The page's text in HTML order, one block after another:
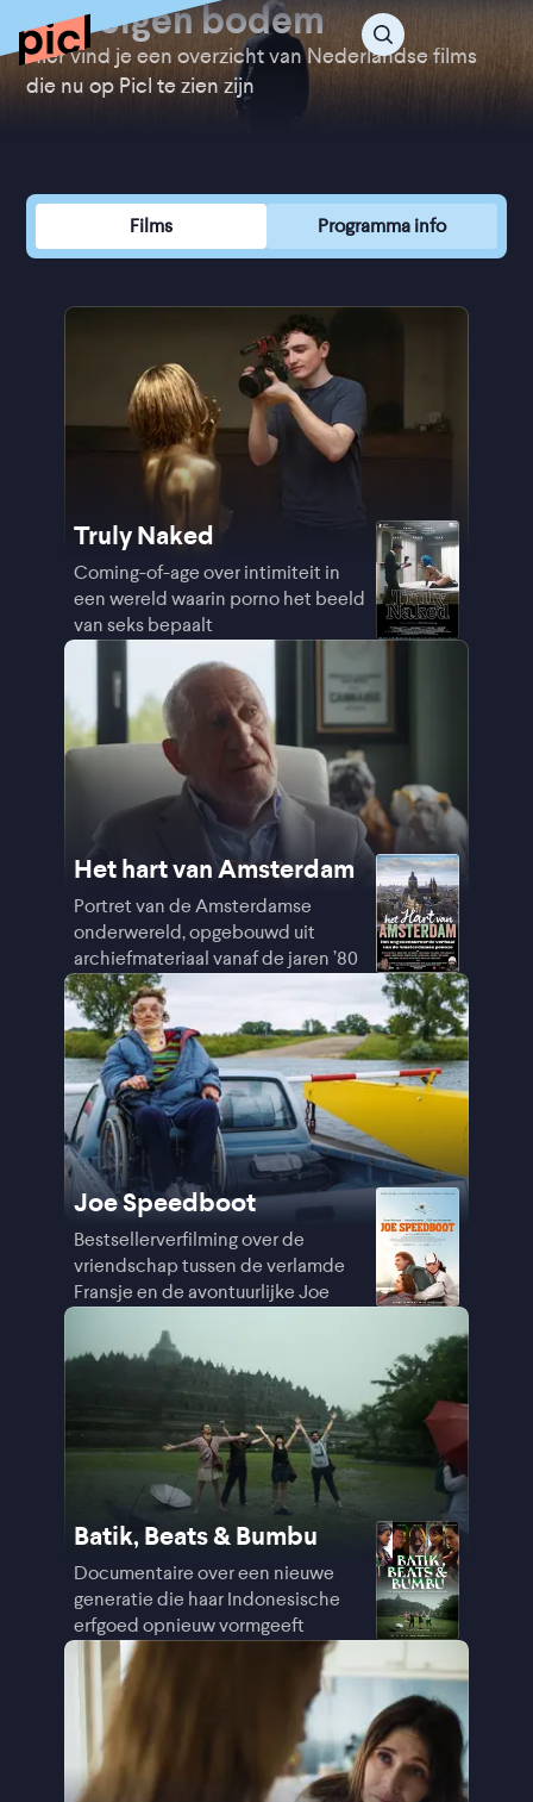
Van eigen bodem
Hier vind je een overzicht van Nederlandse films
die nu op Picl te zien zijn
Films Programma info
Truly Naked
Coming-of-age over intimiteit in
een wereld waarin porno het beeld
van seks bepaalt
Het hart van Amsterdam
Portret van de Amsterdamse
onderwereld, opgebouwd uit
archiefmateriaal vanaf de jaren ’80
Joe Speedboot
Bestsellerverfilming over de
vriendschap tussen de verlamde
Fransje en de avontuurlijke Joe
Batik, Beats & Bumbu
Documentaire over een nieuwe
generatie die haar Indonesische
erfgoed opnieuw vormgeeft